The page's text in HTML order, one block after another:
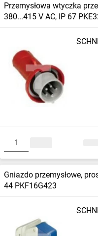
Przemysłowa wtyczka
380...415 V AC, IP 67
Gniazdo przemysłowe,
44 PKF16G423